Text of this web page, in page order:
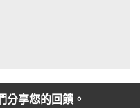
分享您的回饋。